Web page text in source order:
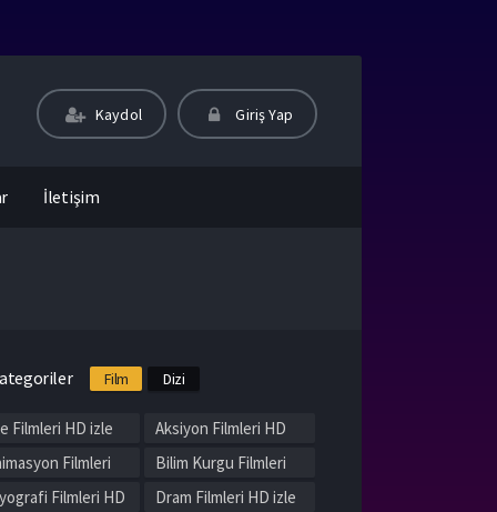
Kaydol Giriş Yap
İletişim
Film Dizi
Filmleri HD izle
Aksiyon Filmleri HD
izle
Filmleri
izle
Bilim Kurgu Filmleri
HD izle
Filmleri HD
Dram Filmleri HD izle